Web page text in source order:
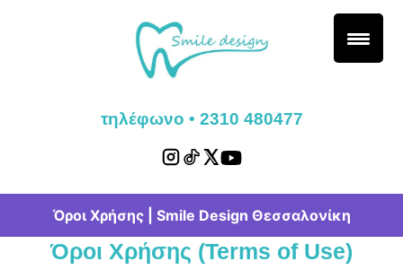
τηλέφωνο • 2310 480477
Όροι Χρήσης | Smile Design Θεσσαλονίκη
Όροι Χρήσης (Terms of Use)